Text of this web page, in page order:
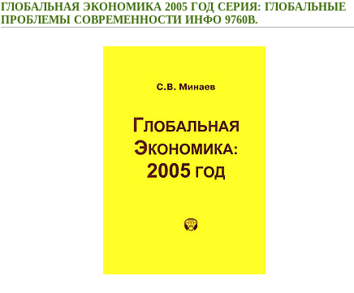
ГЛОБАЛЬНАЯ ЭКОНОМИКА 2005 ГОД СЕРИЯ: ГЛОБАЛЬНЫЕ
ПРОБЛЕМЫ СОВРЕМЕННОСТИ ИНФО 9760B.